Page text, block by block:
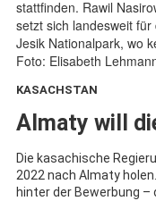
KASACHSTAN
Almaty will
Die kasachische
2022 nach Almaty
hinter der Bewerbung –